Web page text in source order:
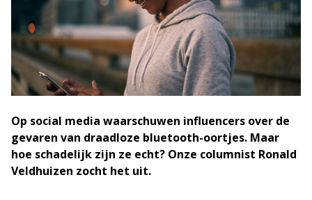
Op social media waarschuwen influencers over de
gevaren van draadloze bluetooth-oortjes. Maar
hoe schadelijk zijn ze echt? Onze columnist Ronald
Veldhuizen zocht het uit.